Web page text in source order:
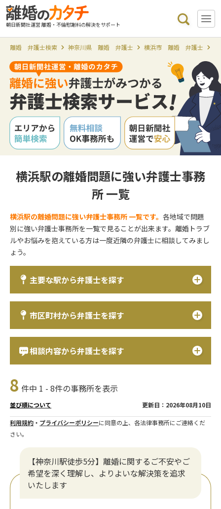
朝日新聞社運営 離婚・不倫慰謝料の解決をサポート
離婚 弁護士検索 神奈川県 離婚 弁護士 横浜市 離婚 弁護士
横浜駅の離婚問題に強い弁護士事務
所 一覧
横浜駅の離婚問題に強い弁護士事務所 一覧です。各地域で問題
別に強い弁護士事務所を一覧で見ることが出来ます。離婚トラブ
ルやお悩みを抱えている方は一度近隣の弁護士に相談してみまし
ょう。
主要な駅から弁護士を探す
市区町村から弁護士を探す
相談内容から弁護士を探す
8 件中 1 - 8件の事務所を表示
並び順について 更新日：2026年08月10日
利用規約 ・ プライバシーポリシーに同意の上、各法律事務所にご連絡くだ
さい。
【神奈川駅徒歩5分】離婚に関するご不安やご
希望を深く理解し、よりよいな解決策を追求
いたします